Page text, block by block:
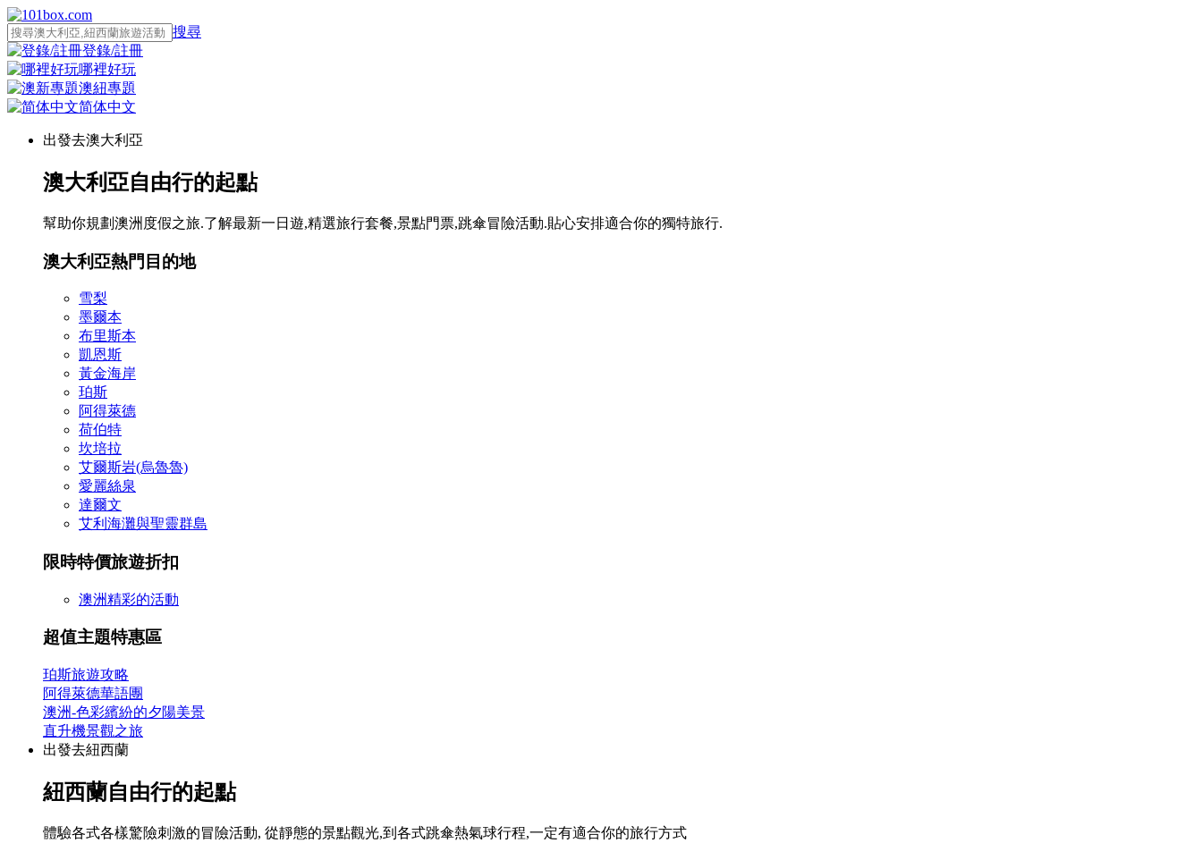
搜尋
登錄/註冊
哪裡好玩
澳紐專題
简体中文
出發去澳大利亞
澳大利亞自由行的起點
幫助你規劃澳洲度假之旅.了解最新一日遊,精選旅行套餐,景點門票,跳傘冒險活動.貼心安排適合你的獨特旅行.
澳大利亞熱門目的地
雪梨
墨爾本
布里斯本
凱恩斯
黃金海岸
珀斯
阿得萊德
荷伯特
坎培拉
艾爾斯岩(烏魯魯)
愛麗絲泉
達爾文
艾利海灘與聖靈群島
限時特價旅遊折扣
澳洲精彩的活動
超值主題特惠區
珀斯旅遊攻略
阿得萊德華語團
澳洲-色彩繽紛的夕陽美景
直升機景觀之旅
出發去紐西蘭
紐西蘭自由行的起點
體驗各式各樣驚險刺激的冒險活動, 從靜態的景點觀光,到各式跳傘熱氣球行程,一定有適合你的旅行方式